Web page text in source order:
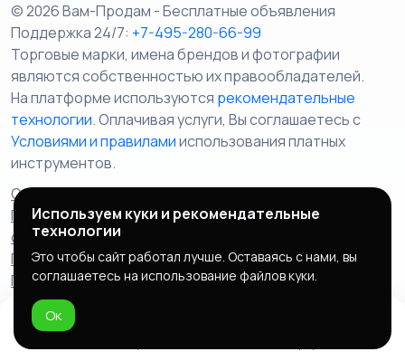
© 2026 Вам-Продам - Бесплатные объявления
Поддержка 24/7: +7-495-280-66-99
Торговые марки, имена брендов и фотографии
являются собственностью их правообладателей.
На платформе используются рекомендательные
технологии. Оплачивая услуги, Вы соглашаетесь c
Условиями и правиламииспользования платных
инструментов.
Отказ от ответственности
Правила сервиса
Политика конфиденциальности
Пользовательское
соглашение
Запрещенные товары/услуги
Правообладателям
Партнерская программа
Политика cookie
Используем куки и рекомендательные
технологии
Это чтобы сайт работал лучше. Оставаясь с нами, вы
соглашаетесь на использование файлов куки.
Ок